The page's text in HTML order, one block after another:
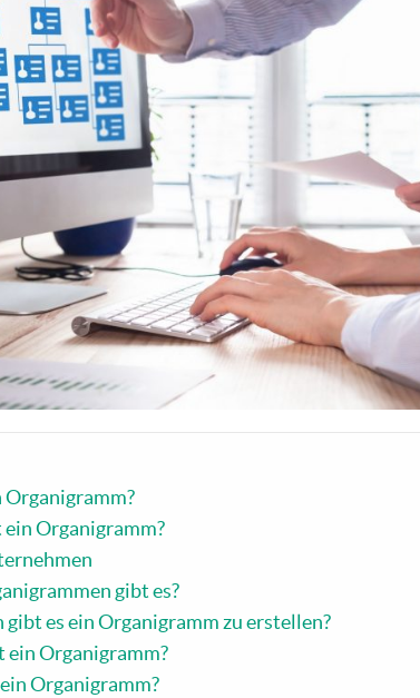
Organigramm?
gibt es?
es ein Organigramm zu erstellen?
Organigramm?
Organigramm?